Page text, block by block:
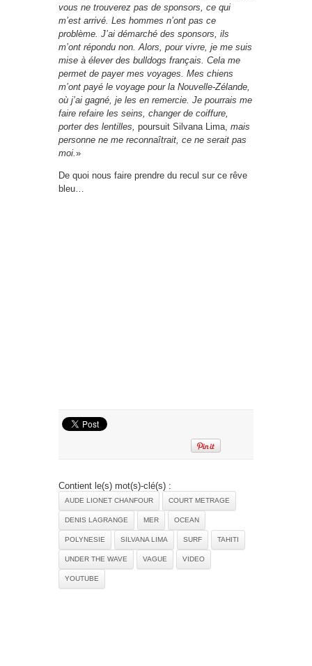
vous ne trouverez pas de sponsors, ce qui
m’est arrivé. Les hommes n’ont pas ce
problème. J’ai démarché des sponsors, ils
m’ont répondu non. Alors, pour vivre, je me suis
mise à élever des bulldogs français. Cela me
permet de payer mes voyages. Mes chiens
m’ont payé le voyage pour la Nouvelle-Zélande,
où j’ai gagné, je les en remercie. Je pourrais me
faire refaire les seins, changer de coiffure,
porter des lentilles, poursuit Silvana Lima, mais
personne ne me reconnaîtrait, ce ne serait pas
moi.»
De quoi nous faire prendre du recul sur ce rêve
bleu…
Contient le(s) mot(s)-clé(s) :
AUDE LIONET CHANFOUR COURT METRAGE
DENIS LAGRANGE MER OCEAN
POLYNESIE SILVANA LIMA SURF TAHITI
UNDER THE WAVE VAGUE VIDEO
YOUTUBE